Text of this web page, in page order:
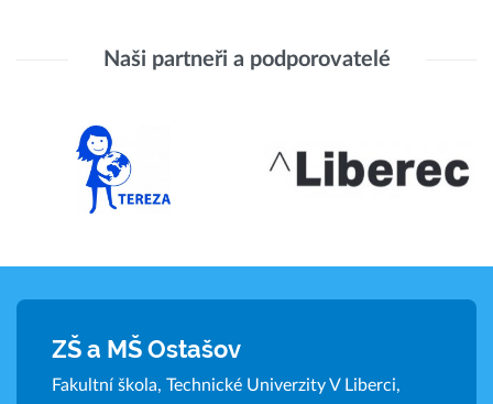
Naši partneři a podporovatelé
ZŠ a MŠ Ostašov
Fakultní škola, Technické Univerzity V Liberci,